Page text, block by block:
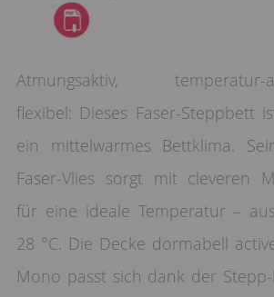
Atmungsaktiv, temperatur-
flexibel: Dieses Faser-Steppbett
ein mittelwarmes Bettklima.
Faser-Vlies sorgt mit cleveren
für eine ideale Temperatur –
28 °C. Die Decke dormabell
Mono passt sich dank der